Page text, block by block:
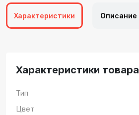
Характеристики Описание
Характеристики товара
Тип
Цвет